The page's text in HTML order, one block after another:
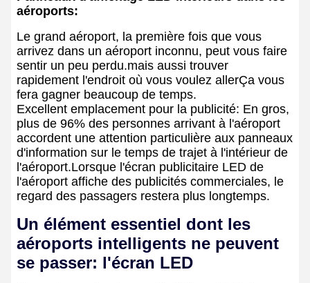
aéroports:
Le grand aéroport, la première fois que vous
arrivez dans un aéroport inconnu, peut vous faire
sentir un peu perdu.mais aussi trouver
rapidement l'endroit où vous voulez allerÇa vous
fera gagner beaucoup de temps.
Excellent emplacement pour la publicité: En gros,
plus de 96% des personnes arrivant à l'aéroport
accordent une attention particulière aux panneaux
d'information sur le temps de trajet à l'intérieur de
l'aéroport.Lorsque l'écran publicitaire LED de
l'aéroport affiche des publicités commerciales, le
regard des passagers restera plus longtemps.
Un élément essentiel dont les
aéroports intelligents ne peuvent
se passer: l'écran LED